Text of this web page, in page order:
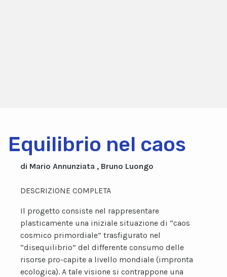
Equilibrio nel caos
di Mario Annunziata , Bruno Luongo
DESCRIZIONE COMPLETA
Il progetto consiste nel rappresentare
plasticamente una iniziale situazione di “caos
cosmico primordiale” trasfigurato nel
“disequilibrio” del differente consumo delle
risorse pro-capite a livello mondiale (impronta
ecologica). A tale visione si contrappone una